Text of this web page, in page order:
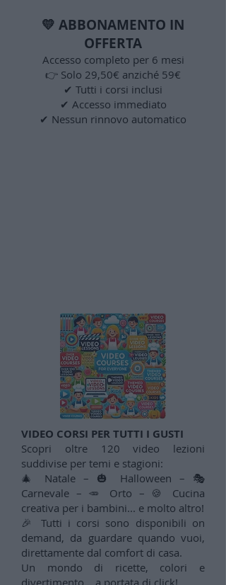
💛 ABBONAMENTO IN
OFFERTA
Accesso completo per 6 mesi
👉 Solo 29,50€ anziché 59€
✔ Tutti i corsi inclusi
✔ Accesso immediato
✔ Nessun rinnovo automatico
VIDEO CORSI PER TUTTI I GUSTI
Scopri oltre 120 video lezioni
suddivise per temi e stagioni:
🎄 Natale – 🎃 Halloween – 🎭
Carnevale – 🥕 Orto – 🍪 Cucina
creativa per i bambini... e molto altro!
🎉 Tutti i corsi sono disponibili on
demand, da guardare quando vuoi,
direttamente dal comfort di casa.
Un mondo di ricette, colori e
divertimento… a portata di click!